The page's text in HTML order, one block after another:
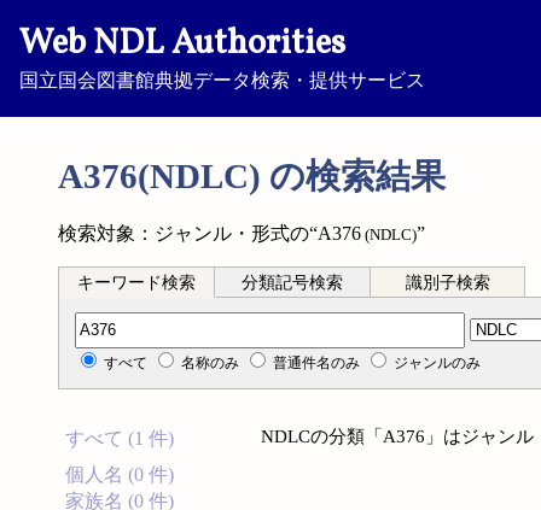
Web NDL Authorities
国立国会図書館典拠データ検索・提供サービス
A376(NDLC) の検索結果
検索対象：ジャンル・形式の“A376 (NDLC)”
キーワード検索 分類記号検索 識別子検索
分類記号検索
すべて 名称のみ 普通件名のみ ジャンルのみ
すべて (1 件)
個人名 (0 件)
家族名 (0 件)
NDLCの分類「A376」はジャン